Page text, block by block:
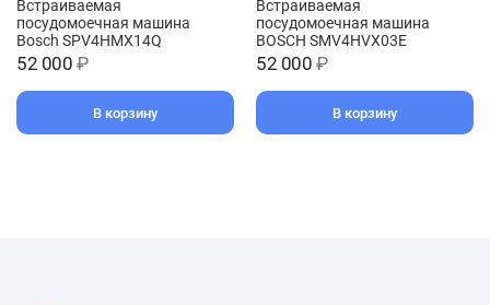
Встраиваемая
посудомоечная машина
Bosch SPV4HMX14Q
52 000 ₽
В корзину
Встраиваемая
посудомоечная машина
BOSCH SMV4HVX03E
52 000 ₽
В корзину